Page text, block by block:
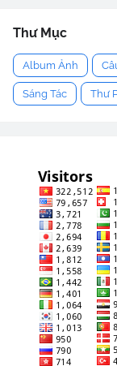
Thư Mục
Album Ảnh
Sáng Tác Thư